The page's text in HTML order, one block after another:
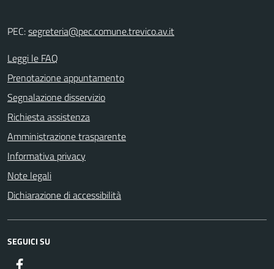
PEC:segreteria@pec.comune.trevico.av.it
Leggi le FAQ
Prenotazione appuntamento
Segnalazione disservizio
Richiesta assistenza
Amministrazione trasparente
Informativa privacy
Note legali
Dichiarazione di accessibilità
SEGUICI SU